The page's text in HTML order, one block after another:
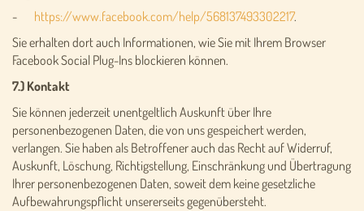
- https://www.facebook.com/help/568137493302217.
Sie erhalten dort auch Informationen, wie Sie mit Ihrem Browser
Facebook Social Plug-Ins blockieren können.
7.) Kontakt
Sie können jederzeit unentgeltlich Auskunft über Ihre
personenbezogenen Daten, die von uns gespeichert werden,
verlangen. Sie haben als Betroffener auch das Recht auf Widerruf,
Auskunft, Löschung, Richtigstellung, Einschränkung und Übertragung
Ihrer personenbezogenen Daten, soweit dem keine gesetzliche
Aufbewahrungspflicht unsererseits gegenübersteht.